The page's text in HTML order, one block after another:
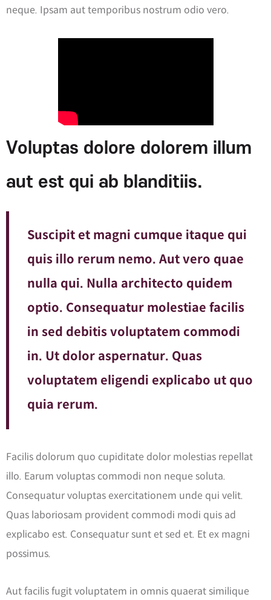
neque. Ipsam aut temporibus nostrum odio vero.
Voluptas dolore dolorem illum
aut est qui ab blanditiis.
Suscipit et magni cumque itaque qui
quis illo rerum nemo. Aut vero quae
nulla qui. Nulla architecto quidem
optio. Consequatur molestiae facilis
in sed debitis voluptatem commodi
in. Ut dolor aspernatur. Quas
voluptatem eligendi explicabo ut quo
quia rerum.
Facilis dolorum quo cupiditate dolor molestias repellat
illo. Earum voluptas commodi non neque soluta.
Consequatur voluptas exercitationem unde qui velit.
Quas laboriosam provident commodi modi quis ad
explicabo est. Consequatur sunt et sed et. Et ex magni
possimus.
Aut facilis fugit voluptatem in omnis quaerat similique